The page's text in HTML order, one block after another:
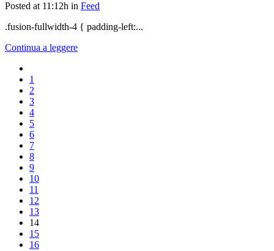
Posted at 11:12h in Feed
.fusion-fullwidth-4 { padding-left:...
Continua a leggere
1
2
3
4
5
6
7
8
9
10
11
12
13
14
15
16